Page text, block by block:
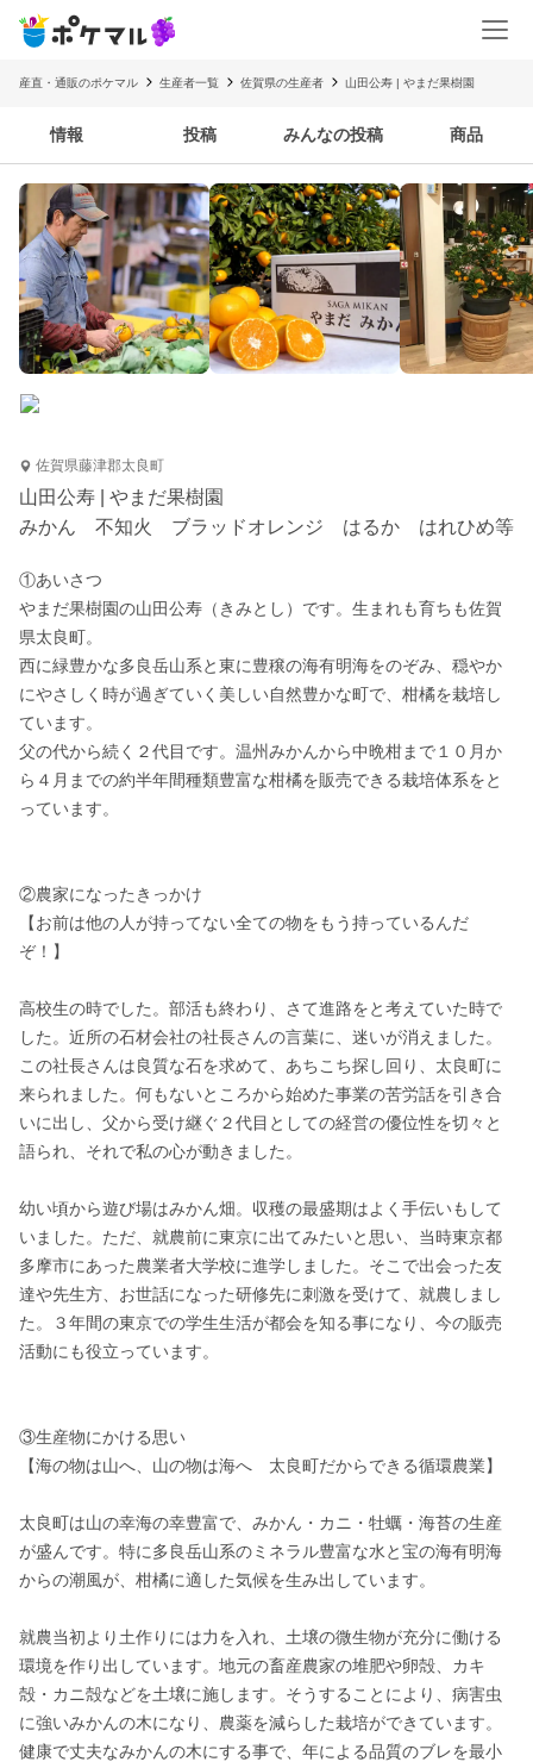
産直・通販のポケマル 生産者一覧 佐賀県の生産者 山田公寿 | やまだ果樹園
情報 投稿 みんなの投稿 商品
佐賀県藤津郡太良町
山田公寿 | やまだ果樹園
みかん 不知火 ブラッドオレンジ はるか はれひめ等
①あいさつ
やまだ果樹園の山田公寿（きみとし）です。生まれも育ちも佐賀
県太良町。
西に緑豊かな多良岳山系と東に豊穣の海有明海をのぞみ、穏やか
にやさしく時が過ぎていく美しい自然豊かな町で、柑橘を栽培し
ています。
父の代から続く２代目です。温州みかんから中晩柑まで１０月か
ら４月までの約半年間種類豊富な柑橘を販売できる栽培体系をと
っています。
②農家になったきっかけ
【お前は他の人が持ってない全ての物をもう持っているんだ
ぞ！】
高校生の時でした。部活も終わり、さて進路をと考えていた時で
した。近所の石材会社の社長さんの言葉に、迷いが消えました。
この社長さんは良質な石を求めて、あちこち探し回り、太良町に
来られました。何もないところから始めた事業の苦労話を引き合
いに出し、父から受け継ぐ２代目としての経営の優位性を切々と
語られ、それで私の心が動きました。
幼い頃から遊び場はみかん畑。収穫の最盛期はよく手伝いもして
いました。ただ、就農前に東京に出てみたいと思い、当時東京都
多摩市にあった農業者大学校に進学しました。そこで出会った友
達や先生方、お世話になった研修先に刺激を受けて、就農しまし
た。３年間の東京での学生生活が都会を知る事になり、今の販売
活動にも役立っています。
③生産物にかける思い
【海の物は山へ、山の物は海へ　太良町だからできる循環農業】
太良町は山の幸海の幸豊富で、みかん・カニ・牡蠣・海苔の生産
が盛んです。特に多良岳山系のミネラル豊富な水と宝の海有明海
からの潮風が、柑橘に適した気候を生み出しています。
就農当初より土作りには力を入れ、土壌の微生物が充分に働ける
環境を作り出しています。地元の畜産農家の堆肥や卵殻、カキ
殻・カニ殻などを土壌に施します。そうすることにより、病害虫
に強いみかんの木になり、農薬を減らした栽培ができています。
健康で丈夫なみかんの木にする事で、年による品質のブレを最小